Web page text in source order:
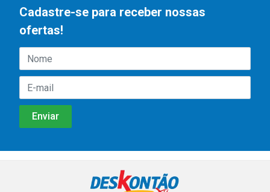
Cadastre-se para receber nossas
ofertas!